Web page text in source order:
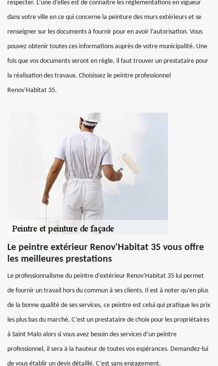
respecter. L’une d’elles est de connaitre les règlementations en vigueur
dans votre ville en ce qui concerne la peinture des murs extérieurs et se
renseigner sur les documents à fournir pour en avoir l’autorisation. Vous
pouvez obtenir toutes ces informations auprès de votre municipalité. Une
fois que vos documents seront en règle, il faut trouver un prestataire pour
la réalisation des travaux. Choisissez le peintre professionnel
Renov'Habitat 35.
Le peintre extérieur Renov'Habitat 35 vous offre
les meilleures prestations
Le professionnalisme du peintre d’extérieur Renov'Habitat 35 lui permet
de fournir un travail hors du commun à ses clients. Il est à noter qu’en plus
de la bonne qualité de ses services, ce peintre est celui qui pratique les prix
les plus bas du marché. C’est un prestataire de choix pour les propriétaires
à Saint Malo alors si vous avez besoin des services d’un peintre
professionnel, il sera à la hauteur de toutes vos espérances. Demandez-lui
de vous établir un devis détaillé. C’est sans engagement.